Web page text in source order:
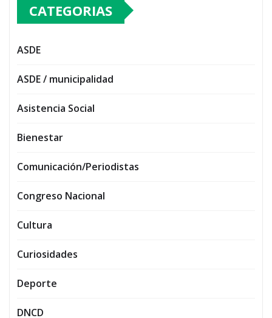
CATEGORIAS
ASDE
ASDE / municipalidad
Asistencia Social
Bienestar
Comunicación/Periodistas
Congreso Nacional
Cultura
Curiosidades
Deporte
DNCD